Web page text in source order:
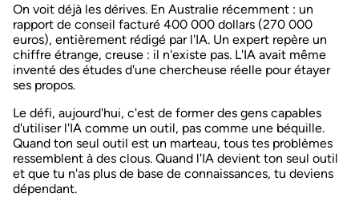
On voit déjà les dérives. En Australie récemment : un
rapport de conseil facturé 400 000 dollars (270 000
euros), entièrement rédigé par l'IA. Un expert repère un
chiffre étrange, creuse : il n'existe pas. L'IA avait même
inventé des études d'une chercheuse réelle pour étayer
ses propos.
Le défi, aujourd'hui, c'est de former des gens capables
d'utiliser l'IA comme un outil, pas comme une béquille.
Quand ton seul outil est un marteau, tous tes problèmes
ressemblent à des clous. Quand l'IA devient ton seul outil
et que tu n'as plus de base de connaissances, tu deviens
dépendant.